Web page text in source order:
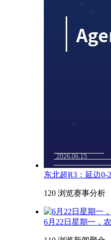
东北超R3：延边
120 浏览赛事分析
6月22日星期一，